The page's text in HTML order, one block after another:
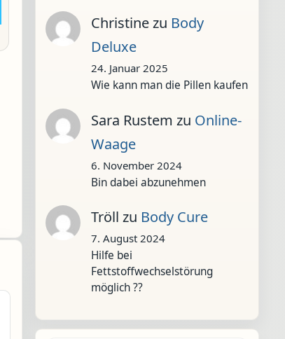
Christinezu Body
Deluxe
24. Januar 2025
Wie kann man die Pillen kaufen
Sara Rustem zu Online-
Waage
6. November 2024
Bin dabei abzunehmen
Tröll zu Body Cure
7. August 2024
Hilfe bei
Fettstoffwechselstörung
möglich ??